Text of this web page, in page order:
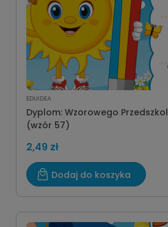
EDUIDEA
Dyplom: Wzorowego
(wzór 57)
2,49 zł
Dodaj do koszyka